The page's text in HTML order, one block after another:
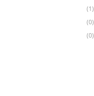
(1)
(0)
(0)